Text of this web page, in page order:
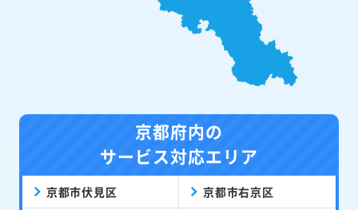
京都府内の
サービス対応エリア
京都市伏見区 京都市右京区